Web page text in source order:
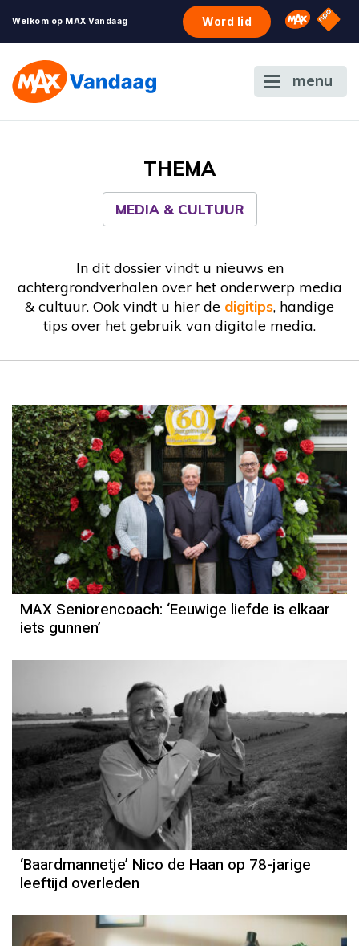
Welkom op MAX Vandaag Word lid Omroep
NPO
menu
THEMA
MEDIA & CULTUUR
In dit dossier vindt u nieuws en
achtergrondverhalen over het onderwerp media
& cultuur. Ook vindt u hier de digitips, handige
tips over het gebruik van digitale media.
MAX Seniorencoach: ‘Eeuwige liefde is elkaar
iets gunnen’
‘Baardmannetje’ Nico de Haan op 78-jarige
leeftijd overleden